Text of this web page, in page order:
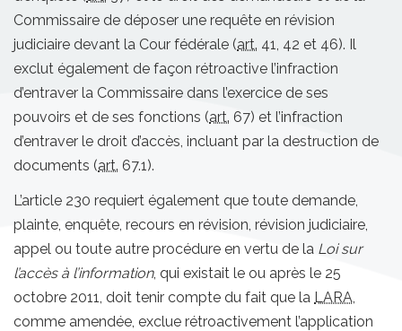
Commissaire de déposer une requête en révision
judiciaire devant la Cour fédérale (art. 41, 42 et 46). Il
exclut également de façon rétroactive l’infraction
d’entraver la Commissaire dans l’exercice de ses
pouvoirs et de ses fonctions (art. 67) et l’infraction
d’entraver le droit d’accès, incluant par la destruction de
documents (art. 67.1).
L’article 230 requiert également que toute demande,
plainte, enquête, recours en révision, révision judiciaire,
appel ou toute autre procédure en vertu de la Loi sur
l’accès à l’information, qui existait le ou après le 25
octobre 2011, doit tenir compte du fait que la LARA
comme amendée, exclue rétroactivement l’application